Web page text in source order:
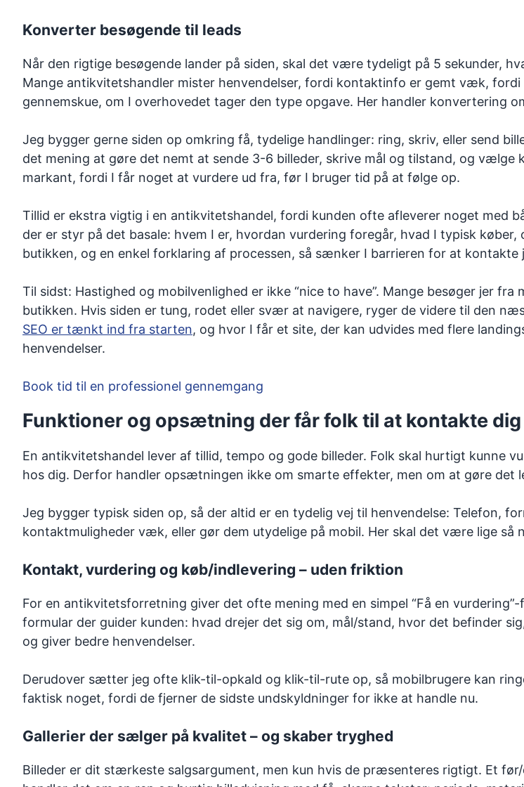
Konverter besøgende til leads
Når den rigtige besøgende lander på siden, skal det være tydeligt på 5 sekunder,
Mange antikvitetshandler mister henvendelser, fordi kontaktinfo er gemt væk,
gennemskue, om I overhovedet tager den type opgave. Her handler konvertering
Jeg bygger gerne siden op omkring få, tydelige handlinger: ring, skriv, eller send
det mening at gøre det nemt at sende 3-6 billeder, skrive mål og tilstand, og
markant, fordi I får noget at vurdere ud fra, før I bruger tid på at følge op.
Tillid er ekstra vigtig i en antikvitetshandel, fordi kunden ofte afleverer noget med
der er styr på det basale: hvem I er, hvordan vurdering foregår, hvad I typisk
butikken, og en enkel forklaring af processen, så sænker I barrieren for at kontakte
Til sidst: Hastighed og mobilvenlighed er ikke “nice to have”. Mange besøger jer
butikken. Hvis siden er tung, rodet eller svær at navigere, ryger de videre til den
SEO er tænkt ind fra starten, og hvor I får et site, der kan udvides med flere
henvendelser.
Book tid til en professionel gennemgang
Funktioner og opsætning der får folk til at kontakte dig
En antikvitetshandel lever af tillid, tempo og gode billeder. Folk skal hurtigt kunne
hos dig. Derfor handler opsætningen ikke om smarte effekter, men om at gøre det
Jeg bygger typisk siden op, så der altid er en tydelig vej til henvendelse: Telefon,
kontaktmuligheder væk, eller gør dem utydelige på mobil. Her skal det være lige så
Kontakt, vurdering og køb/indlevering – uden friktion
For en antikvitetsforretning giver det ofte mening med en simpel “Få en
formular der guider kunden: hvad drejer det sig om, mål/stand, hvor det befinder
og giver bedre henvendelser.
Derudover sætter jeg ofte klik-til-opkald og klik-til-rute op, så mobilbrugere kan
faktisk noget, fordi de fjerner de sidste undskyldninger for ikke at handle nu.
Gallerier der sælger på kvalitet – og skaber tryghed
Billeder er dit stærkeste salgsargument, men kun hvis de præsenteres rigtigt. Et